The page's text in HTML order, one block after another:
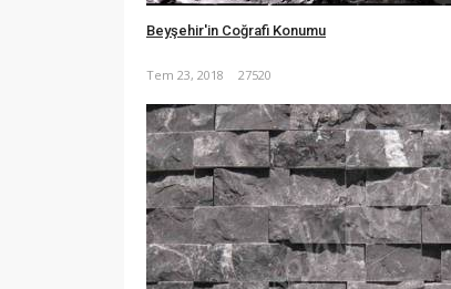
Beyşehir'in Coğrafi Konumu
Tem 23, 2018 27520